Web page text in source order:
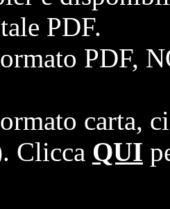
PDF.
PDF,
carta,
Clicca QUI